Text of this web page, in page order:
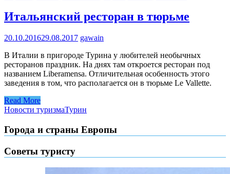
Итальянский ресторан в тюрьме
20.10.201629.08.2017 gawain
В Италии в пригороде Турина у любителей необычных
ресторанов праздник. На днях там откроется ресторан под
названием Liberamensa. Отличительная особенность этого
заведения в том, что располагается он в тюрьме Le Vallette.
Read More
Новости туризмаТурин
Города и страны Европы
Советы туристу